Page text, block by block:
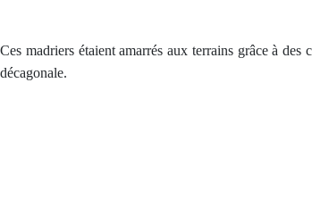
Ces madriers étaient amarrés aux terrains grâce à
décagonale.